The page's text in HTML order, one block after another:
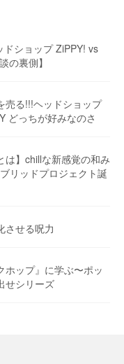
ショップ ZiPPY! vs
の裏側】
売る!!!ヘッドショップ
どっちが好みなのさ
】chillな新感覚の和み
リッドプロジェクト誕
させる呪力
ホップ』に学ぶ〜ポッ
せシリーズ